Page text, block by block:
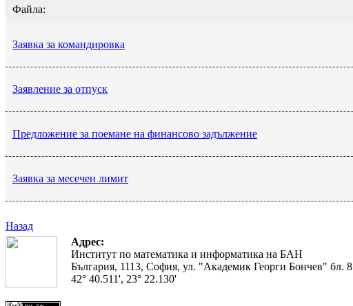
Файла:
Заявка за командировка
Заявление за отпуск
Предложение за поемане на финансово задължение
Заявка за месечен лимит
Назад
Адрес:
Институт по математика и информатика на БАН
България, 1113, София, ул. "Академик Георги Бончев" бл. 8
42° 40.511', 23° 22.130'